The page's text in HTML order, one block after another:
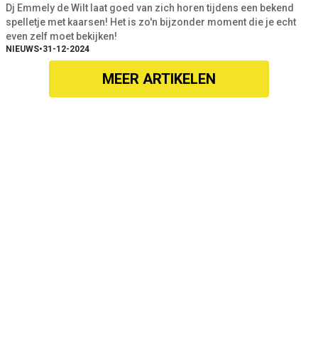
Dj Emmely de Wilt laat goed van zich horen tijdens een bekend
spelletje met kaarsen! Het is zo'n bijzonder moment die je echt
even zelf moet bekijken!
NIEUWS•31-12-2024
MEER ARTIKELEN